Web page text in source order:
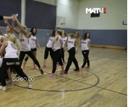
00:00:00